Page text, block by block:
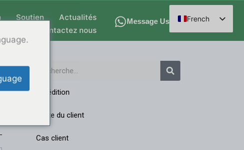
Soutien
Actualités
Contactez nous
Message Us
French
English
Recherche
Expédition
Visite du client
Cas client